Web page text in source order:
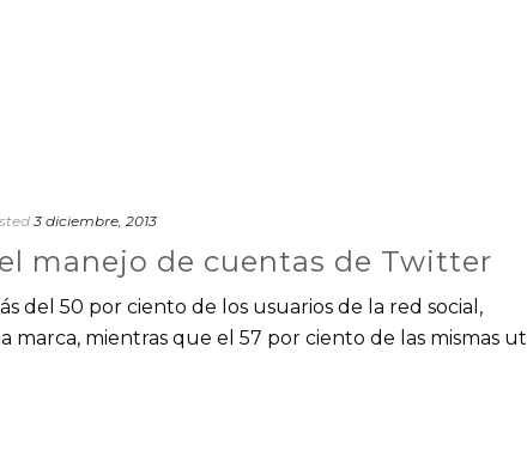
3 diciembre, 2013
manejo de cuentas de Twitter
del 50 por ciento de los usuarios de la red social,
marca, mientras que el 57 por ciento de las mismas